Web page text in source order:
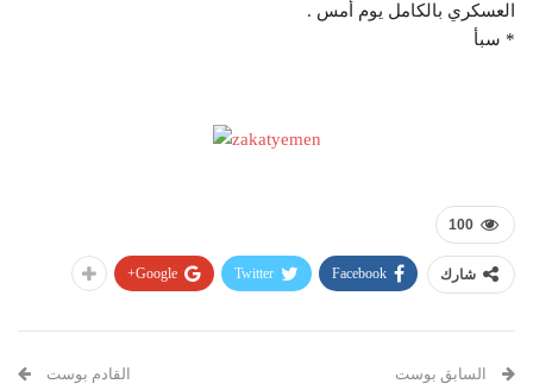
العسكري بالكامل يوم أمس .
* سبأ
100
شارك Facebook
Twitter
Google+
السابق بوست القادم بوست